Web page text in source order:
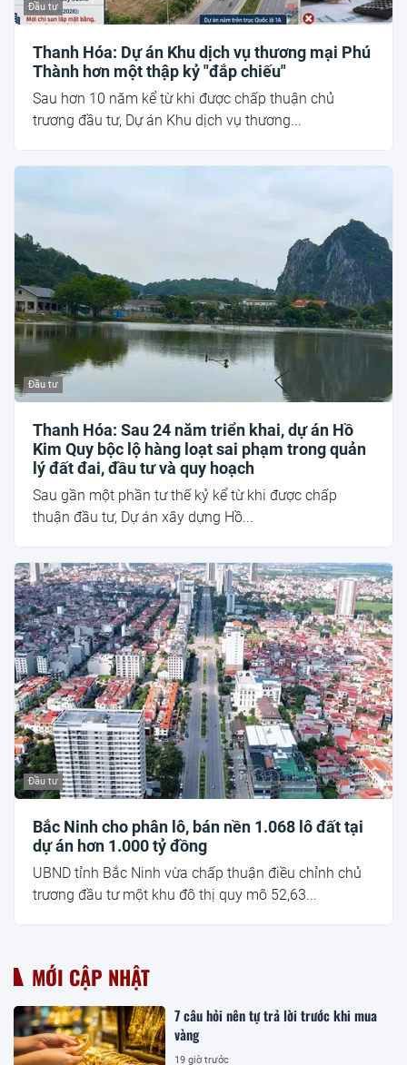
Đầu tư
Thanh Hóa: Dự án Khu dịch vụ thương mại Phú
Thành hơn một thập kỷ "đắp chiếu"
Sau hơn 10 năm kể từ khi được chấp thuận chủ
trương đầu tư, Dự án Khu dịch vụ thương...
Đầu tư
Thanh Hóa: Sau 24 năm triển khai, dự án Hồ
Kim Quy bộc lộ hàng loạt sai phạm trong quản
lý đất đai, đầu tư và quy hoạch
Sau gần một phần tư thế kỷ kể từ khi được chấp
thuận đầu tư, Dự án xây dựng Hồ...
Đầu tư
Bắc Ninh cho phân lô, bán nền 1.068 lô đất tại
dự án hơn 1.000 tỷ đồng
UBND tỉnh Bắc Ninh vừa chấp thuận điều chỉnh chủ
trương đầu tư một khu đô thị quy mô 52,63...
MỚI CẬP NHẬT
7 câu hỏi nên tự trả lời trước khi mua
vàng
19 giờ trước